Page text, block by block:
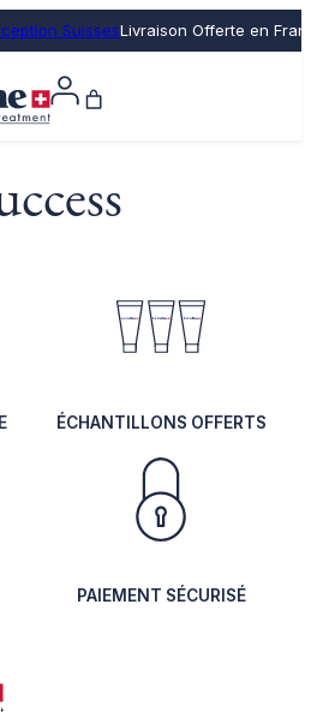
SuissesLivraison Offerte en
ÉCHANTILLONS OFFERTS
PAIEMENT SÉCURISÉ